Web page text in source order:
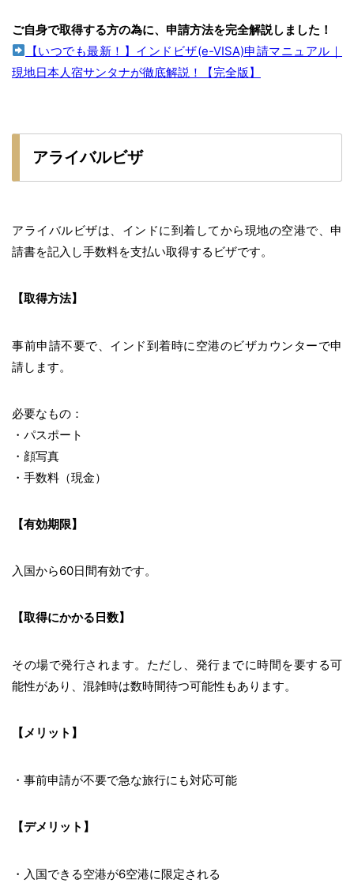
ご自身で取得する方の為に、申請方法を完全解説しました！
【いつでも最新！】インドビザ(e-VISA)申請マニュアル｜
現地日本人宿サンタナが徹底解説！【完全版】
アライバルビザ
アライバルビザは、インドに到着してから現地の空港で、申
請書を記入し手数料を支払い取得するビザです。
【取得方法】
事前申請不要で、インド到着時に空港のビザカウンターで申
請します。
必要なもの：
・パスポート
・顔写真
・手数料（現金）
【有効期限】
入国から60日間有効です。
【取得にかかる日数】
その場で発行されます。ただし、発行までに時間を要する可
能性があり、混雑時は数時間待つ可能性もあります。
【メリット】
・事前申請が不要で急な旅行にも対応可能
【デメリット】
・入国できる空港が6空港に限定される